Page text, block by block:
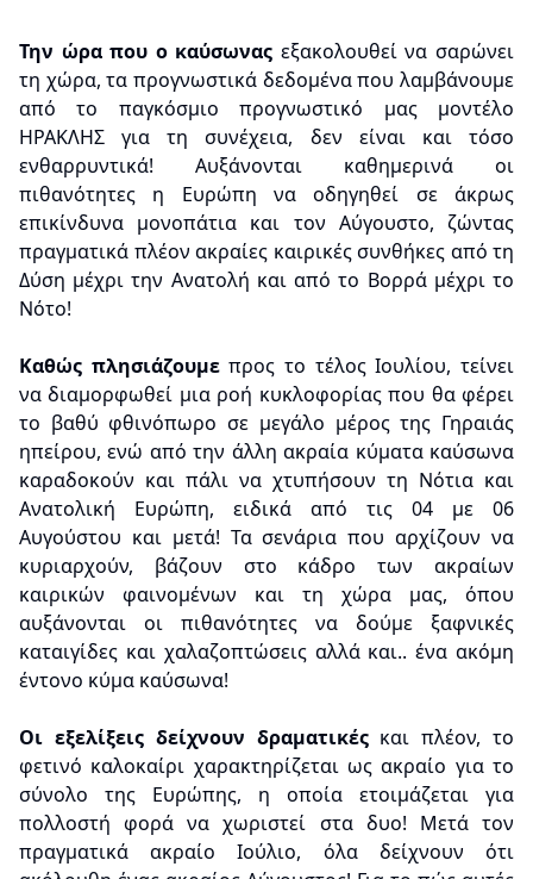
Την ώρα που ο καύσωνας εξακολουθεί να σαρώνει
τη χώρα, τα προγνωστικά δεδομένα που λαμβάνουμε
από το παγκόσμιο προγνωστικό μας μοντέλο
ΗΡΑΚΛΗΣ για τη συνέχεια, δεν είναι και τόσο
ενθαρρυντικά! Αυξάνονται καθημερινά οι
πιθανότητες η Ευρώπη να οδηγηθεί σε άκρως
επικίνδυνα μονοπάτια και τον Αύγουστο, ζώντας
πραγματικά πλέον ακραίες καιρικές συνθήκες από τη
Δύση μέχρι την Ανατολή και από το Βορρά μέχρι το
Νότο!
Καθώς πλησιάζουμεπρος το τέλος Ιουλίου, τείνει
να διαμορφωθεί μια ροή κυκλοφορίας που θα φέρει
το βαθύ φθινόπωρο σε μεγάλο μέρος της Γηραιάς
ηπείρου, ενώ από την άλλη ακραία κύματα καύσωνα
καραδοκούν και πάλι να χτυπήσουν τη Νότια και
Ανατολική Ευρώπη, ειδικά από τις 04 με 06
Αυγούστου και μετά! Τα σενάρια που αρχίζουν να
κυριαρχούν, βάζουν στο κάδρο των ακραίων
καιρικών φαινομένων και τη χώρα μας, όπου
αυξάνονται οι πιθανότητες να δούμε ξαφνικές
καταιγίδες και χαλαζοπτώσεις αλλά και.. ένα ακόμη
έντονο κύμα καύσωνα!
Οι εξελίξεις δείχνουν δραματικέςκαι πλέον, το
φετινό καλοκαίρι χαρακτηρίζεται ως ακραίο για το
σύνολο της Ευρώπης, η οποία ετοιμάζεται για
πολλοστή φορά να χωριστεί στα δυο! Μετά τον
πραγματικά ακραίο Ιούλιο, όλα δείχνουν ότι